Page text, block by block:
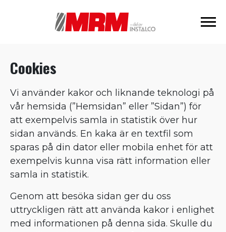
Cookies
Vi använder kakor och liknande teknologi på
vår hemsida (”Hemsidan” eller ”Sidan”) för
att exempelvis samla in statistik över hur
sidan används. En kaka är en textfil som
sparas på din dator eller mobila enhet för att
exempelvis kunna visa rätt information eller
samla in statistik.
Genom att besöka sidan ger du oss
uttryckligen rätt att använda kakor i enlighet
med informationen på denna sida. Skulle du